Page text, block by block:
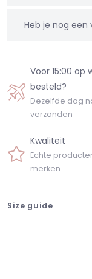
Heb je nog een
Voor 15:00 op
besteld?
Dezelfde dag
verzonden
Kwaliteit
Echte
merken
Size guide